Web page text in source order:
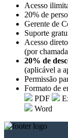
Acesso
20% de
Gerente de
Suporte
Acesso
(por
20% de
(aplicável a
Permissão
Formato de
PDF
Word